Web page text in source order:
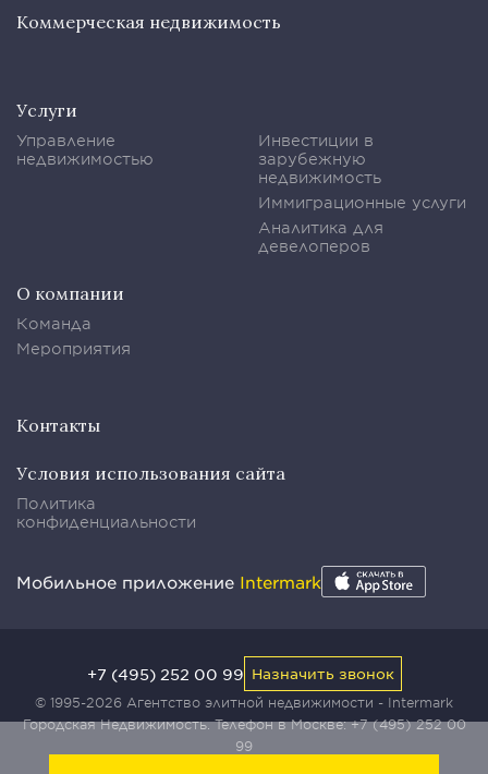
Коммерческая недвижимость
Услуги
Управление
недвижимостью
Инвестиции в
зарубежную
недвижимость
Иммиграционные услуги
Аналитика для
девелоперов
О компании
Команда
Мероприятия
Контакты
Условия использования сайта
Политика
конфиденциальности
Мобильное приложение Intermark
© 1995-2026 Агентство элитной недвижимости - Intermark
Городская Недвижимость. Телефон в Москве:+7 (495) 252 00
99
+7 (495) 252 00 99 Назначить звонок